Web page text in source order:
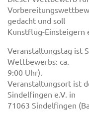
gedacht und soll
Kunstflug-Einsteigern
Veranstaltungstag ist
Wettbewerbs: ca.
9:00 Uhr).
Veranstaltungsort ist
Sindelfingen e.V. in
71063 Sindelfingen